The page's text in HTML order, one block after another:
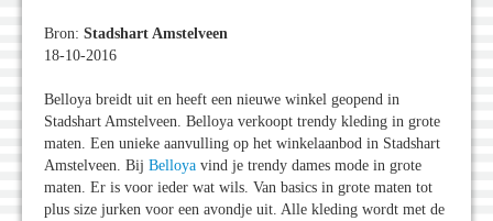
Bron: Stadshart Amstelveen
18-10-2016
Belloya breidt uit en heeft een nieuwe winkel geopend in
Stadshart Amstelveen. Belloya verkoopt trendy kleding in grote
maten. Een unieke aanvulling op het winkelaanbod in Stadshart
Amstelveen. Bij Belloya vind je trendy dames mode in grote
maten. Er is voor ieder wat wils. Van basics in grote maten tot
plus size jurken voor een avondje uit. Alle kleding wordt met de